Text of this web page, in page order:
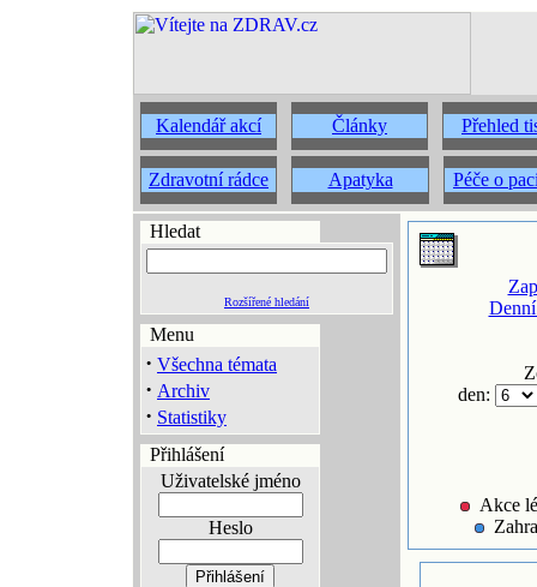
Kalendář akcí Články Přehled
Zdravotní rádce Apatyka Péče o
Hledat
Rozšířené hledání
Menu
· Všechna témata
· Archiv
· Statistiky
Přihlášení
Uživatelské jméno
Heslo
den:
Akce